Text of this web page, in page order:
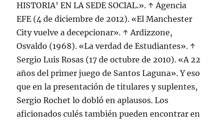
HISTORIA’ EN LA SEDE SOCIAL.». ↑ Agencia
EFE (4 de diciembre de 2012). «El Manchester
City vuelve a decepcionar». ↑ Ardizzone,
Osvaldo (1968). «La verdad de Estudiantes». ↑
Sergio Luis Rosas (17 de octubre de 2010). «A 22
años del primer juego de Santos Laguna». Y eso
que en la presentación de titulares y suplentes,
Sergio Rochet lo dobló en aplausos. Los
aficionados culés también pueden encontrar en